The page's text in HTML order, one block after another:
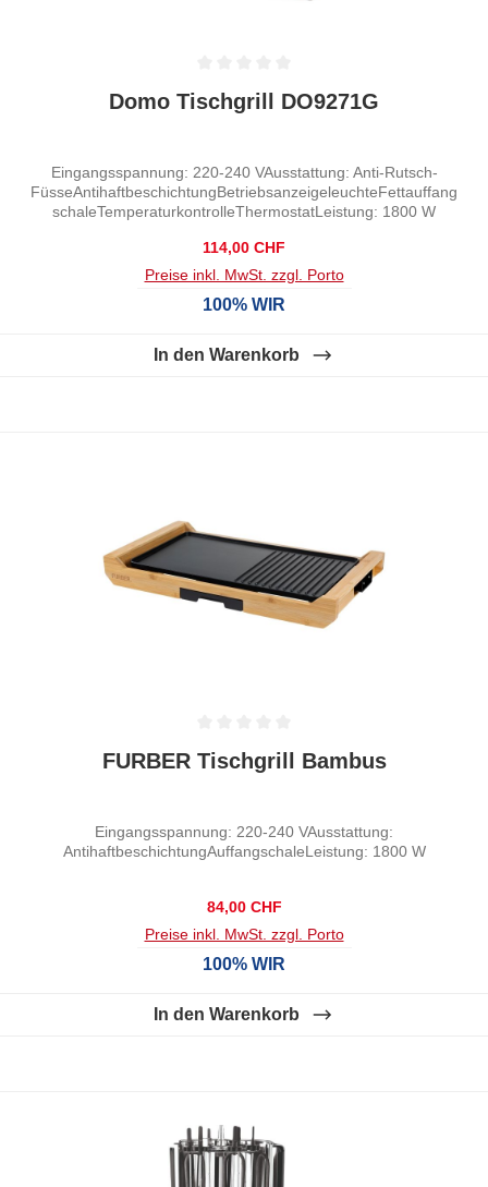
Durchschnittliche Bewertung von 0 von 5 Sternen
Domo Tischgrill DO9271G
Eingangsspannung: 220-240 VAusstattung: Anti-Rutsch-
FüsseAntihaftbeschichtungBetriebsanzeigeleuchteFettauffang
schaleTemperaturkontrolleThermostatLeistung: 1800 W
Regulärer Preis:
114,00 CHF
Preise inkl. MwSt. zzgl. Porto
100% WIR
In den Warenkorb
Durchschnittliche Bewertung von 0 von 5 Sternen
FURBER Tischgrill Bambus
Eingangsspannung: 220-240 VAusstattung:
AntihaftbeschichtungAuffangschaleLeistung: 1800 W
Regulärer Preis:
84,00 CHF
Preise inkl. MwSt. zzgl. Porto
100% WIR
In den Warenkorb